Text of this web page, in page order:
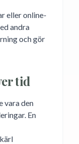
eller online-
andra
och gör
tid
vara den
En